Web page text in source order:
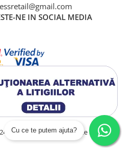
NE IN SOCIAL MEDIA
Toate drepturile rezervatePlatforma
Cu ce te putem ajuta?